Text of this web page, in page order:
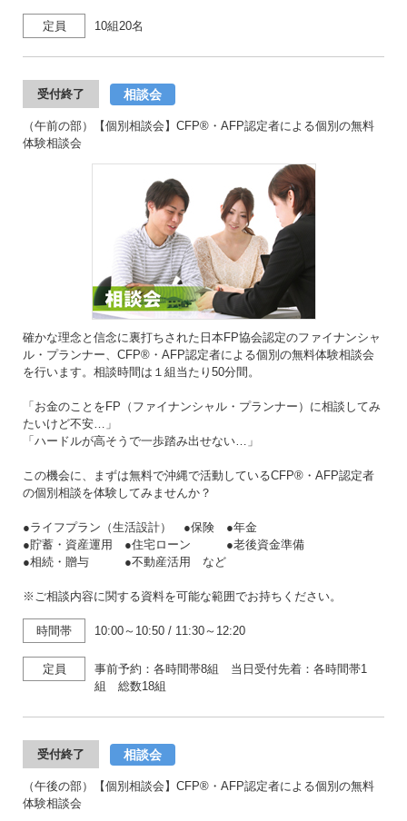
定員 10組20名
受付終了 相談会
（午前の部）【個別相談会】CFP®・AFP認定者による個別の無料
体験相談会
確かな理念と信念に裏打ちされた日本FP協会認定のファイナンシャ
ル・プランナー、CFP®・AFP認定者による個別の無料体験相談会
を行います。相談時間は１組当たり50分間。
「お金のことをFP（ファイナンシャル・プランナー）に相談してみ
たいけど不安…」
「ハードルが高そうで一歩踏み出せない…」
この機会に、まずは無料で沖縄で活動しているCFP®・AFP認定者
の個別相談を体験してみませんか？
●ライフプラン（生活設計） ●保険 ●年金
●貯蓄・資産運用 ●住宅ローン ●老後資金準備
●相続・贈与 ●不動産活用 など
※ご相談内容に関する資料を可能な範囲でお持ちください。
時間帯 10:00～10:50 / 11:30～12:20
定員
事前予約：各時間帯8組 当日受付先着：各時間帯1
組 総数18組
受付終了 相談会
（午後の部）【個別相談会】CFP®・AFP認定者による個別の無料
体験相談会